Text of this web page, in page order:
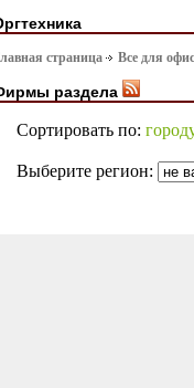
страница Все для
раздела
Сортировать по:
Выберите регион: